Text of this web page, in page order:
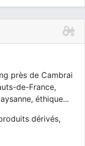
près de Cambrai
de-France,
éthique...
dérivés,